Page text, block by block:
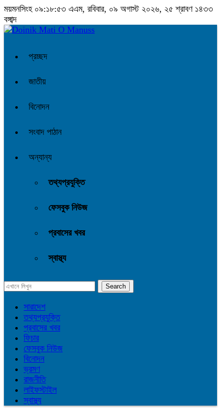
ময়মনসিংহ ০৯:১৮:৫৩ এএম, রবিবার, ০৯ অগাস্ট ২০২৬, ২৫ শ্রাবণ ১৪৩৩
বঙ্গাব্দ
প্রচ্ছদ
জাতীয়
বিনোদন
সংবাদ পাঠান
অন্যান্য
তথ্যপ্রযুক্তি
ফেসবুক নিউজ
প্রবাসের খবর
স্বাস্থ্য
সারাদেশ
তথ্যপ্রযুক্তি
প্রবাসের খবর
ফিচার
ফেসবুক নিউজ
বিনোদন
ভ্রমণ
রাজনীতি
লাইফস্টাইল
স্বাস্থ্য